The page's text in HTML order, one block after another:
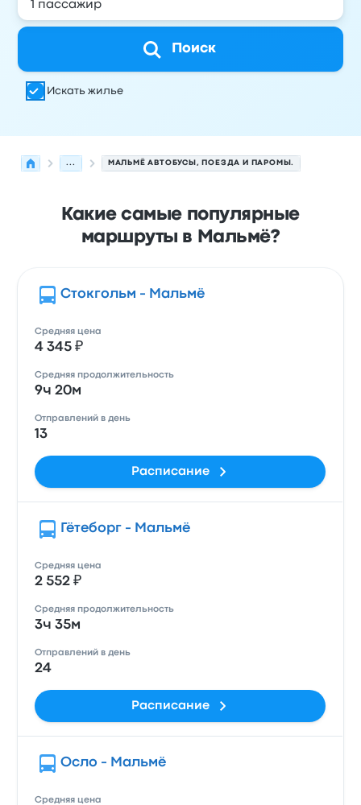
Поиск
Искать жилье
... МАЛЬМЁ АВТОБУСЫ, ПОЕЗДА И ПАРОМЫ.
Какие самые популярные
маршруты в Мальмё?
Стокгольм - Мальмё
Средняя цена
4 345 ₽
Средняя продолжительность
9ч 20м
Отправлений в день
13
Расписание
Гётеборг - Мальмё
Средняя цена
2 552 ₽
Средняя продолжительность
3ч 35м
Отправлений в день
24
Расписание
Осло - Мальмё
Средняя цена